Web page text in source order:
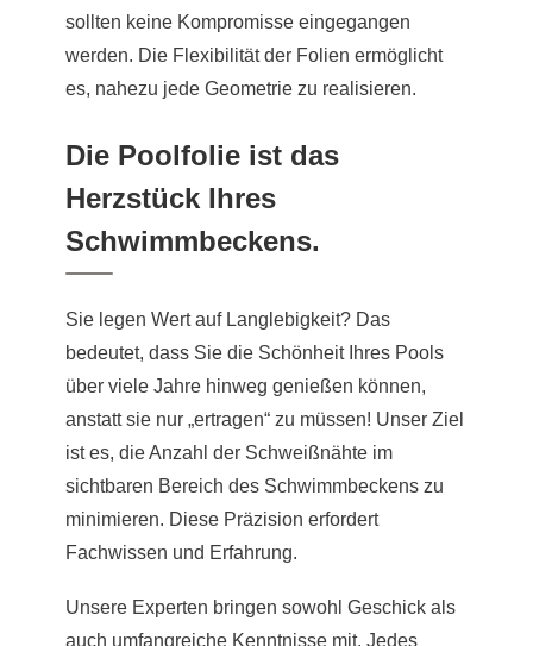
sollten keine Kompromisse eingegangen
werden. Die Flexibilität der Folien ermöglicht
es, nahezu jede Geometrie zu realisieren.
Die Poolfolie ist das
Herzstück Ihres
Schwimmbeckens.
Sie legen Wert auf Langlebigkeit? Das
bedeutet, dass Sie die Schönheit Ihres Pools
über viele Jahre hinweg genießen können,
anstatt sie nur „ertragen“ zu müssen! Unser Ziel
ist es, die Anzahl der Schweißnähte im
sichtbaren Bereich des Schwimmbeckens zu
minimieren. Diese Präzision erfordert
Fachwissen und Erfahrung.
Unsere Experten bringen sowohl Geschick als
auch umfangreiche Kenntnisse mit. Jedes